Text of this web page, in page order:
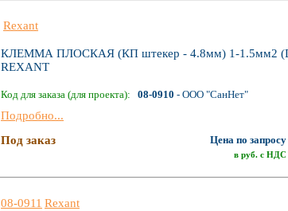
Rexant
КЛЕММА ПЛОСКАЯ (КП штекер - 4.8мм) 1-1.5мм2
REXANT
Код для заказа (для проекта): 08-0910 - ООО "СанНет"
Подробно...
Под заказ
Цена по запросу
в руб. с НДС
08-0911 Rexant